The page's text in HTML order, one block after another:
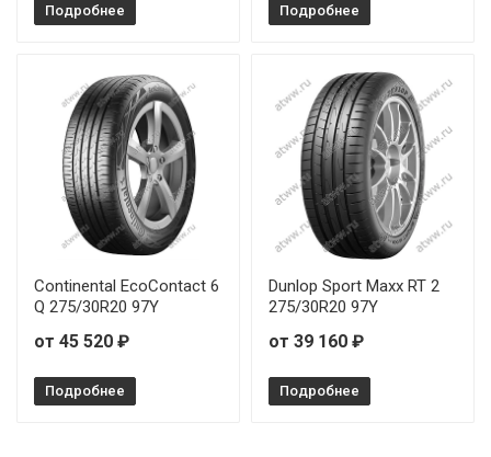
Подробнее Подробнее
Continental EcoContact 6
Q 275/30R20 97Y
от 45 520 ₽
Подробнее
Dunlop Sport Maxx RT 2
275/30R20 97Y
от 39 160 ₽
Подробнее